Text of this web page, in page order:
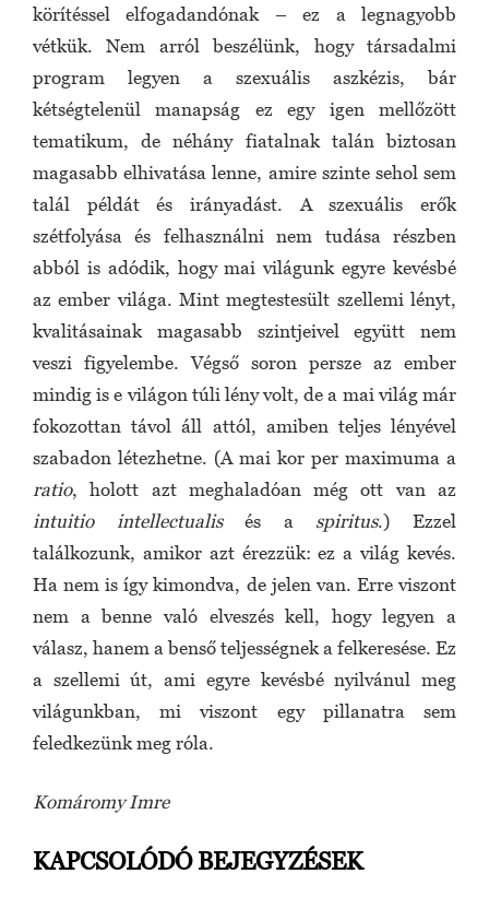
körítéssel elfogadandónak – ez a legnagyobb
vétkük. Nem arról beszélünk, hogy társadalmi
program legyen a szexuális aszkézis, bár
kétségtelenül manapság ez egy igen mellőzött
tematikum, de néhány fiatalnak talán biztosan
magasabb elhivatása lenne, amire szinte sehol sem
talál példát és irányadást. A szexuális erők
szétfolyása és felhasználni nem tudása részben
abból is adódik, hogy mai világunk egyre kevésbé
az ember világa. Mint megtestesült szellemi lényt,
kvalitásainak magasabb szintjeivel együtt nem
veszi figyelembe. Végső soron persze az ember
mindig is e világon túli lény volt, de a mai világ már
fokozottan távol áll attól, amiben teljes lényével
szabadon létezhetne. (A mai kor per maximuma a
ratio, holott azt meghaladóan még ott van az
intuitio intellectualisés aspiritus.) Ezzel
találkozunk, amikor azt érezzük: ez a világ kevés.
Ha nem is így kimondva, de jelen van. Erre viszont
nem a benne való elveszés kell, hogy legyen a
válasz, hanem a benső teljességnek a felkeresése. Ez
a szellemi út, ami egyre kevésbé nyilvánul meg
világunkban, mi viszont egy pillanatra sem
feledkezünk meg róla.
Komáromy Imre
KAPCSOLÓDÓ BEJEGYZÉSEK